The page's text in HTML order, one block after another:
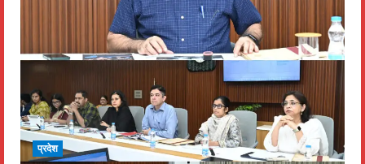
R
e
a
d
i
प्रदेश